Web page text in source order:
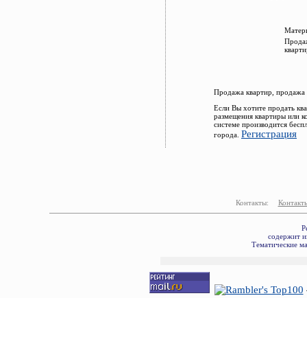
Продажа квартир, продажа
Если Вы хотите продать
размещения квартиры или
системе производится
города. Регистрация
Контакты:
содержит
Тематические